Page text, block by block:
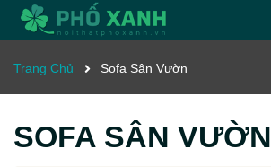
Trang Chủ Sofa Sân Vườn
SOFA SÂN VƯỜN